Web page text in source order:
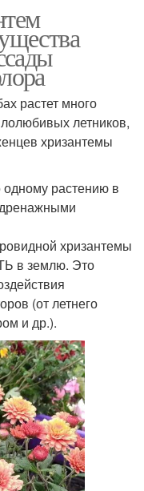
растет много
летников,
хризантемы
растению в
хризантемы
в землю. Это
(от летнего
и др.).